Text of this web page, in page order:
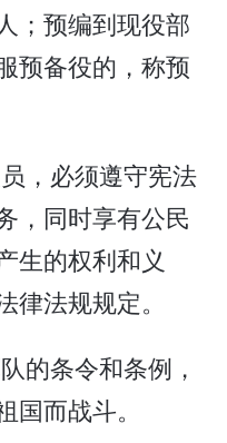
；预编到现役部
预备役的，称预
，必须遵守宪法
，同时享有公民
生的权利和义
法规规定。
的条令和条例，
而战斗。